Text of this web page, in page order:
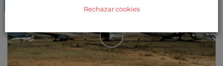
Rechazar cookies